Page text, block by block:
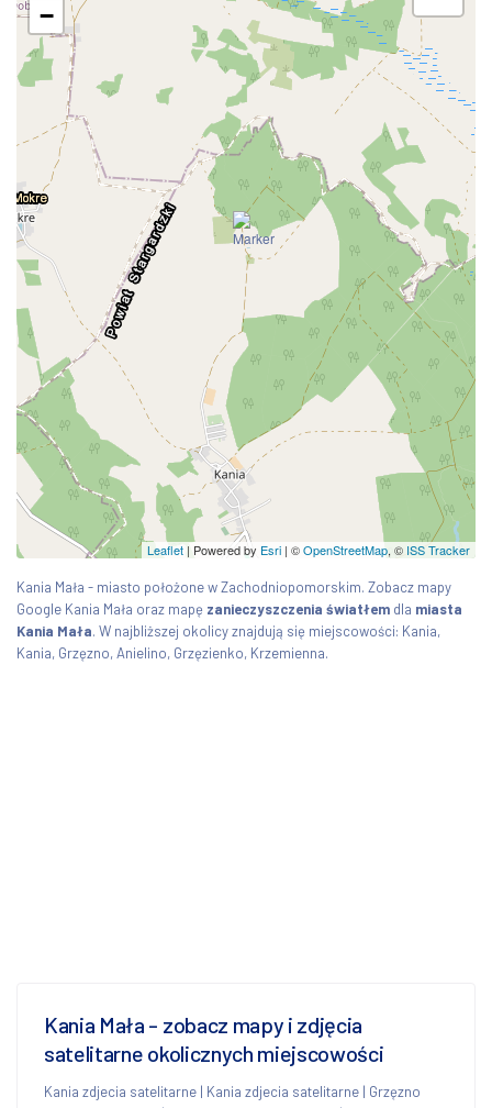
−
Leaflet | Powered by Esri | ©OpenStreetMap, © ISS Tracker
Kania Mała - miasto położone w Zachodniopomorskim. Zobacz mapy
Google Kania Mała oraz mapę zanieczyszczenia światłem dla miasta
Kania Mała. W najbliższej okolicy znajdują się miejscowości: Kania,
Kania, Grzęzno, Anielino, Grzęzienko, Krzemienna.
Kania Mała - zobacz mapy i zdjęcia
satelitarne okolicznych miejscowości
Kania zdjecia satelitarne | Kania zdjecia satelitarne | Grzęzno